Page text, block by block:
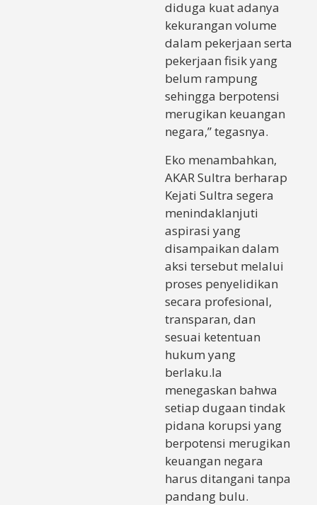
diduga kuat adanya
kekurangan volume
dalam pekerjaan serta
pekerjaan fisik yang
belum rampung
sehingga berpotensi
merugikan keuangan
negara,” tegasnya.
Eko menambahkan,
AKAR Sultra berharap
Kejati Sultra segera
menindaklanjuti
aspirasi yang
disampaikan dalam
aksi tersebut melalui
proses penyelidikan
secara profesional,
transparan, dan
sesuai ketentuan
hukum yang
berlaku.Ia
menegaskan bahwa
setiap dugaan tindak
pidana korupsi yang
berpotensi merugikan
keuangan negara
harus ditangani tanpa
pandang bulu.